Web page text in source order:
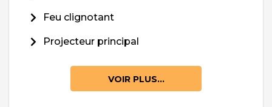
Feu clignotant
Projecteur principal
VOIR PLUS...